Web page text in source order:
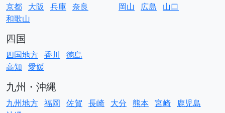
京都 大阪 兵庫 奈良
和歌山
岡山
広島 山口
四国
四国地方 香川
徳島
高知 愛媛
九州・沖縄
九州地方 福岡 佐賀 長崎 大分 熊本 宮崎
鹿児島